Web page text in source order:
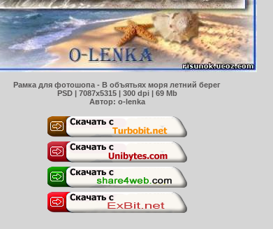
Рамка для фотошопа - В объятьях моря летний берег
PSD | 7087x5315 | 300 dpi | 69 Mb
Автор: o-lenka